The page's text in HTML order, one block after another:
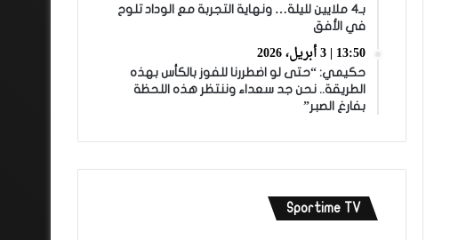
بـ4 ملايين لليلة… ونهاية التجربة مع الوداد تلوح
في الأفق
13:50 | 3 أبريل، 2026
حكيمي: “حتى لو اضطررنا للفوز بالكأس بهذه
الطريقة.. نحن جد سعداء وننتظر هذه اللحظة
بفارغ الصبر”
Sportime TV